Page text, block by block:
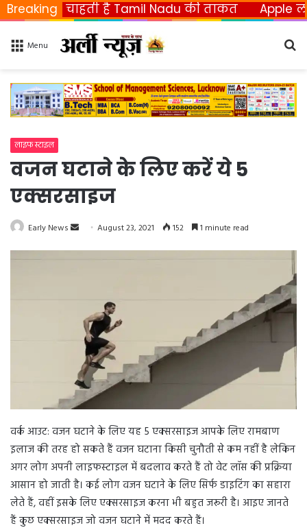
Breakingहै Tamil Nadu की ताकत Apple ला रहा
Menu
लाइफ स्टाइल
वजन घटाने के लिए करें ये 5
एक्सरसाइज
Early News
m
i
l
August 23, 2021 152 1 minute read
वर्क आउट: वजन घटाने के लिए यह 5 एक्सरसाइज आपके लिए रामबाण
इलाज की तरह हो सकते हैं वजन घटाना किसी चुनौती से कम नहीं है लेकिन
अगर लोग अपनी लाइफस्टाइल में बदलाव करते हैं तो वेट लॉस की प्रक्रिया
आसान हो जाती है। कई लोग वजन घटाने के लिए सिर्फ डाइटिंग का सहारा
लेते हैं, वहीं इसके लिए एक्सरसाइज करना भी बहुत जरूरी है। आइए जानते
हैं कुछ एक्सरसाइज जो वजन घटाने में मदद करते हैं।